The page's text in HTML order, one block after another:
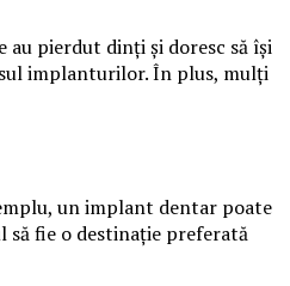
pierdut dinți și doresc să își
implanturilor. În plus, mulți
un implant dentar poate
să fie o destinație preferată